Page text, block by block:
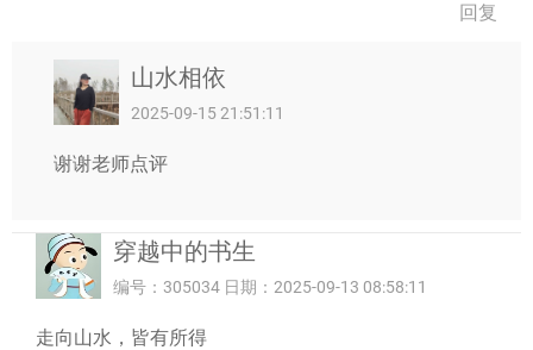
回复
山水相依
2025-09-15 21:51:11
谢谢老师点评
穿越中的书生
编号：305034 日期：2025-09-13 08:58:11
走向山水，皆有所得